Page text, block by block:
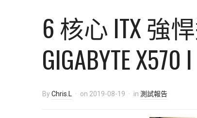
6 核心 ITX 強
GIGABYTE
ByChris.L on 2019-08-19 in 測試報告